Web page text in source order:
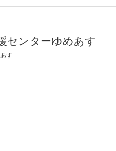
センターゆめあす